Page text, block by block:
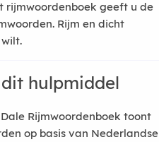
rijmwoordenboek geeft u de
Rijm en dicht
hulpmiddel
Rijmwoordenboek toont
op basis van Nederlandse